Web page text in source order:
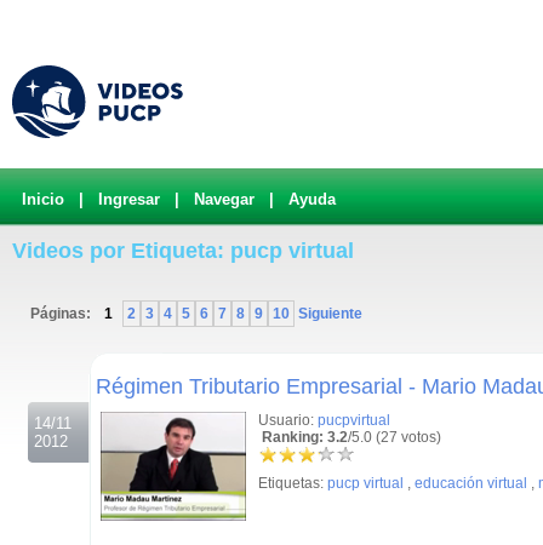
Inicio Ingresar Navegar Ayuda
Videos por Etiqueta: pucp virtual
Páginas: 1 2 3 4 5 6 7 8 9 10 Siguiente
14/11
2012
Régimen Tributario Empresarial - Mario
Usuario: pucpvirtual
Ranking: 3.2/5.0 (27 votos)
Etiquetas: pucp virtual , educación virtual ,